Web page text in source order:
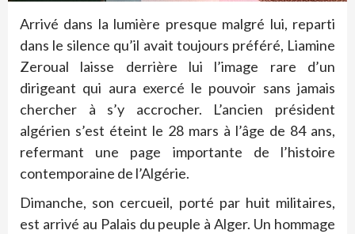
Arrivé dans la lumière presque malgré lui, reparti
dans le silence qu’il avait toujours préféré, Liamine
Zeroual laisse derrière lui l’image rare d’un
dirigeant qui aura exercé le pouvoir sans jamais
chercher à s’y accrocher. L’ancien président
algérien s’est éteint le 28 mars à l’âge de 84 ans,
refermant une page importante de l’histoire
contemporaine de l’Algérie.
Dimanche, son cercueil, porté par huit militaires,
est arrivé au Palais du peuple à Alger. Un hommage